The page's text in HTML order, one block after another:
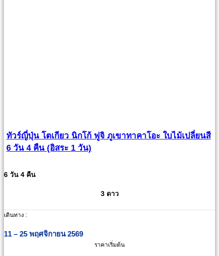
ทัวร์ญี่ปุ่น โตเกียว นิกโก้ ฟูจิ ภูเขาทาคาโอะ ใบไม้เปลี่ยนสี
6 วัน 4 คืน (อิสระ 1 วัน)
6 วัน 4 คืน
3 ดาว
เดินทาง :
11 – 25 พฤศจิกายน 2569
ราคาเริ่มต้น